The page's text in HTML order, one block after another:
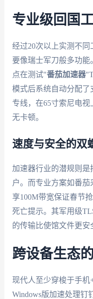
专业级回国
经过20次以上实测不
要像瑞士军刀般多功
点在测试"番茄加速器
模式后系统自动分配
专线，在65寸索尼电
无卡顿。
速度与安全的双
加速器行业的潜规则是
户。而专业方案如番茄
享100M带宽保证春节
死亡提示。其军用级
的传输比使馆文件更安
跨设备生态
现代人至少穿梭于手机
Windows版加速处理钉